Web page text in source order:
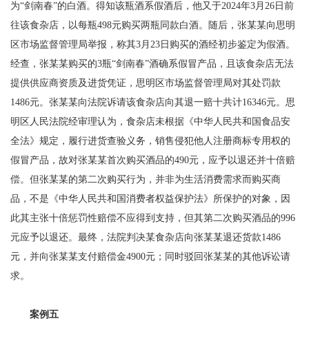
为“剑南春”的白酒。得知该瓶酒系假酒后，他又于2024年3月26日前
往该食杂店，以每瓶498元购买两瓶同款白酒。随后，张某某向思明
区市场监督管理局举报，称其3月23日购买的酒经初步鉴定为假酒。
经查，张某某购买的3瓶“剑南春”酒确系假冒产品，且该食杂店无法
提供供应商资质及进货凭证，思明区市场监督管理局对其处罚款
1486元。张某某向法院诉请该食杂店向其退一赔十共计16346元。思
明区人民法院经审理认为，食杂店未根据《中华人民共和国食品安
全法》规定，履行进货查验义务，销售侵犯他人注册商标专用权的
假冒产品，故对张某某首次购买酒品的490元，应予以退还并十倍赔
偿。但张某某的第二次购买行为，并非为生活消费需求而购买商
品，不是《中华人民共和国消费者权益保护法》所保护的对象，因
此其主张十倍惩罚性赔偿不应得到支持，但其第二次购买酒品的996
元应予以退还。最终，法院判决某食杂店向张某某退还货款1486
元，并向张某某支付赔偿金4900元；同时驳回张某某的其他诉讼请
求。
案例五